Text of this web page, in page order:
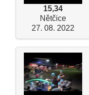
15,34
Nětčice
27. 08. 2022